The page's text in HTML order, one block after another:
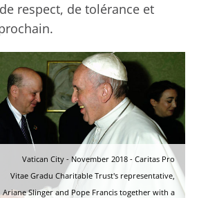
respect, de tolérance et
Vatican City - November 2018 - Caritas Pro
Vitae Gradu Charitable Trust's representative,
Ariane Slinger and Pope Francis together with a